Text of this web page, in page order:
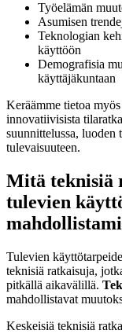
Työelämän
Asumisen
Teknologian
käyttöön
Demografisia
käyttäjäkuntaan
Keräämme tietoa
innovatiivisista
suunnittelussa,
tulevaisuuteen.
Mitä teknisiä
tulevien
Tulevien
teknisiä ratkaisuja,
pitkällä aikavälillä.
mahdollistavat
Keskeisiä teknisiä